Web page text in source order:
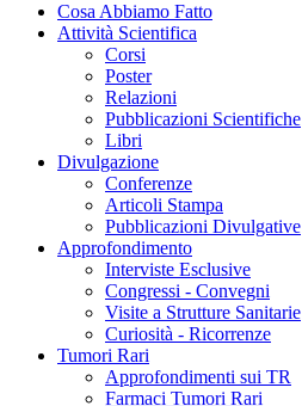
Cosa Abbiamo Fatto
Attività Scientifica
Corsi
Poster
Relazioni
Pubblicazioni Scientifiche
Libri
Divulgazione
Conferenze
Articoli Stampa
Pubblicazioni Divulgative
Approfondimento
Interviste Esclusive
Congressi - Convegni
Visite a Strutture Sanitarie
Curiosità - Ricorrenze
Tumori Rari
Approfondimenti sui TR
Farmaci Tumori Rari